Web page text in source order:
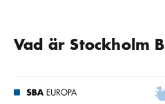
Vad är Stockholm